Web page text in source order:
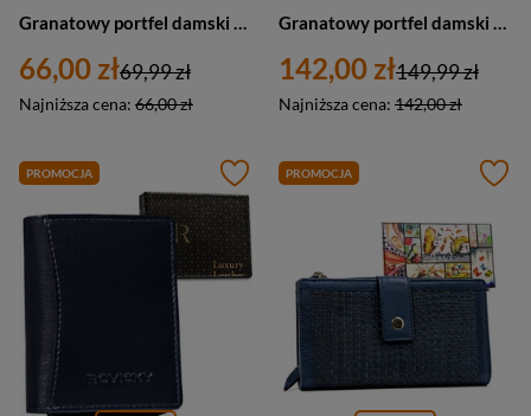
66,00 zł
Najniższa cena: 66,00 zł
69,99 zł 142,00 zł
Najniższa cena: 142,00 zł
149,99 zł
PROMOCJA PROMOCJA